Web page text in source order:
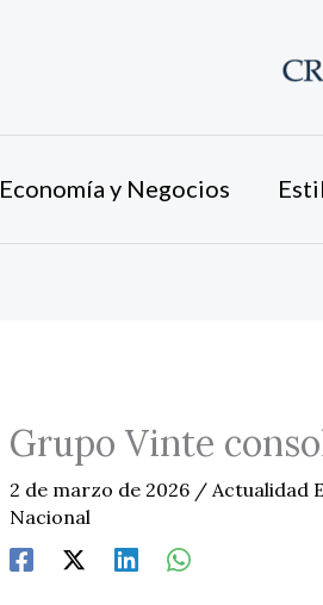
Economía y Negocios
Grupo Vinte
2 de marzo de 2026 / Actualidad
Nacional